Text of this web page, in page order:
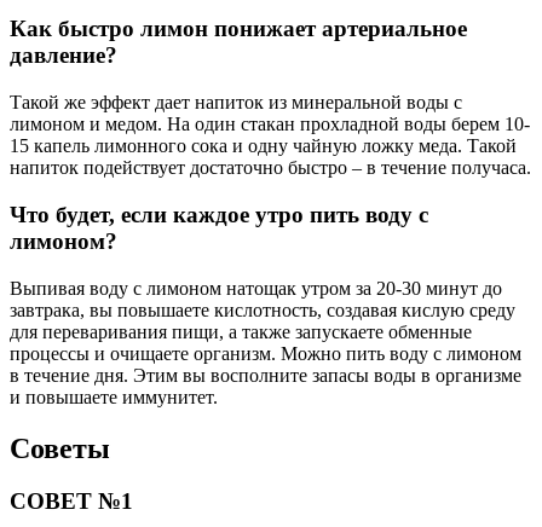
Как быстро лимон понижает артериальное
давление?
Такой же эффект дает напиток из минеральной воды с
лимоном и медом. На один стакан прохладной воды берем 10-
15 капель лимонного сока и одну чайную ложку меда. Такой
напиток подействует достаточно быстро – в течение получаса.
Что будет, если каждое утро пить воду с
лимоном?
Выпивая воду с лимоном натощак утром за 20-30 минут до
завтрака, вы повышаете кислотность, создавая кислую среду
для переваривания пищи, а также запускаете обменные
процессы и очищаете организм. Можно пить воду с лимоном
в течение дня. Этим вы восполните запасы воды в организме
и повышаете иммунитет.
Советы
СОВЕТ №1